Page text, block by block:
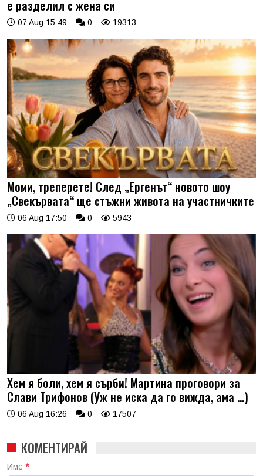
е разделил с жена си
07 Aug 15:49 0 19313
Моми, треперете! След „Ергенът“ новото шоу
„Свекървата“ ще стъжни живота на участничките
06 Aug 17:50 0 5943
Хем я боли, хем я сърби! Мартина проговори за
Слави Трифонов (Уж не иска да го вижда, ама …)
06 Aug 16:26 0 17507
КОМЕНТИРАЙ
Име *